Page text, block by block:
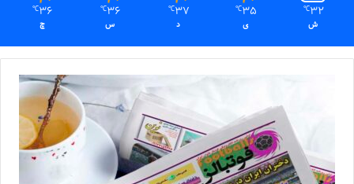
32
℃
ش
35
℃
ی
37
℃
د
36
℃
س
36
℃
چ